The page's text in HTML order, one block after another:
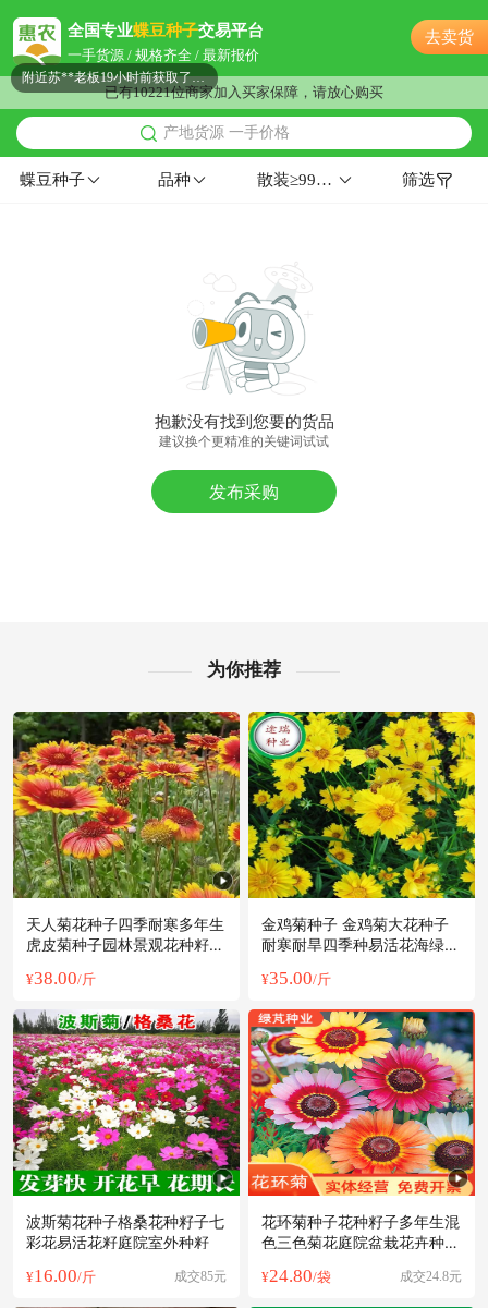
全国专业蝶豆种子交易平台
一手货源 / 规格齐全 / 最新报价
去卖货
已有10221位商家加入买家保障，请放心购买
产地货源 一手价格
附近洪**老板40分钟前获取了报价
附近苏**老板19小时前获取了报价
附近齐**老板26分钟前看了商品
附近田**老板26分钟前询价供应商
附近柳**老板21分钟前看了商品
附近李**老板17小时前询价供应商
附近董**老板8分钟前获取了报价
附近严**老板29分钟前看了商品
附近姜**老板21小时前成功采购
附近吴**老板2小时前看了商品
附近聂**老板12小时前获取了报价
附近彭**老板42分钟前获取了报价
蝶豆种子 品种 散装≥99%≤5%东北≥90% 筛选
抱歉没有找到您要的货品
建议换个更精准的关键词试试
发布采购
为你推荐
天人菊花种子四季耐寒多年生
虎皮菊种子园林景观花种籽子
¥38.00/斤
金鸡菊种子 金鸡菊大花种子
耐寒耐旱四季种易活花海绿化
¥35.00/斤
波斯菊花种子格桑花种籽子七
彩花易活花籽庭院室外种籽
¥16.00/斤 成交85元
花环菊种子花种籽子多年生混
色三色菊花庭院盆栽花卉种籽
¥24.80/袋 成交24.8元